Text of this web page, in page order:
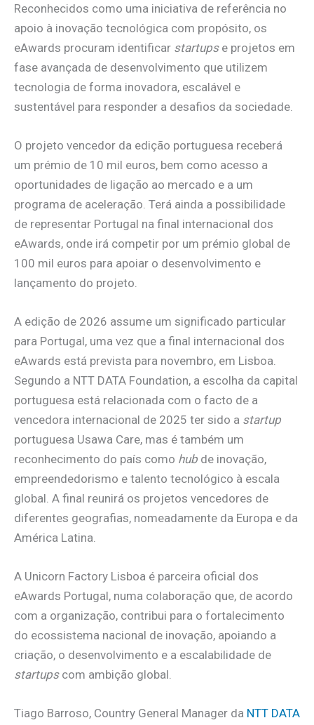
Reconhecidos como uma iniciativa de referência no
apoio à inovação tecnológica com propósito, os
eAwards procuram identificar startupse projetos em
fase avançada de desenvolvimento que utilizem
tecnologia de forma inovadora, escalável e
sustentável para responder a desafios da sociedade.
O projeto vencedor da edição portuguesa receberá
um prémio de 10 mil euros, bem como acesso a
oportunidades de ligação ao mercado e a um
programa de aceleração. Terá ainda a possibilidade
de representar Portugal na final internacional dos
eAwards, onde irá competir por um prémio global de
100 mil euros para apoiar o desenvolvimento e
lançamento do projeto.
A edição de 2026 assume um significado particular
para Portugal, uma vez que a final internacional dos
eAwards está prevista para novembro, em Lisboa.
Segundo a NTT DATA Foundation, a escolha da capital
portuguesa está relacionada com o facto de a
vencedora internacional de 2025 ter sido a startup
portuguesa Usawa Care, mas é também um
reconhecimento do país como hub de inovação,
empreendedorismo e talento tecnológico à escala
global. A final reunirá os projetos vencedores de
diferentes geografias, nomeadamente da Europa e da
América Latina.
A Unicorn Factory Lisboa é parceira oficial dos
eAwards Portugal, numa colaboração que, de acordo
com a organização, contribui para o fortalecimento
do ecossistema nacional de inovação, apoiando a
criação, o desenvolvimento e a escalabilidade de
startupscom ambição global.
Tiago Barroso, Country General Manager da NTT DATA